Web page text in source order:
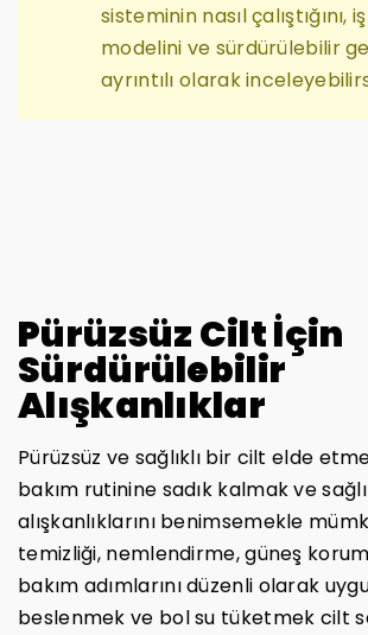
sisteminin nasıl çalıştığını,
modelini ve sürdürülebilir
ayrıntılı olarak
Pürüzsüz Cilt İçin
Sürdürülebilir
Alışkanlıklar
Pürüzsüz ve sağlıklı bir cilt elde
bakım rutinine sadık kalmak ve
alışkanlıklarını benimsemekle
temizliği, nemlendirme, güneş
bakım adımlarını düzenli olarak
beslenmek ve bol su tüketmek cilt